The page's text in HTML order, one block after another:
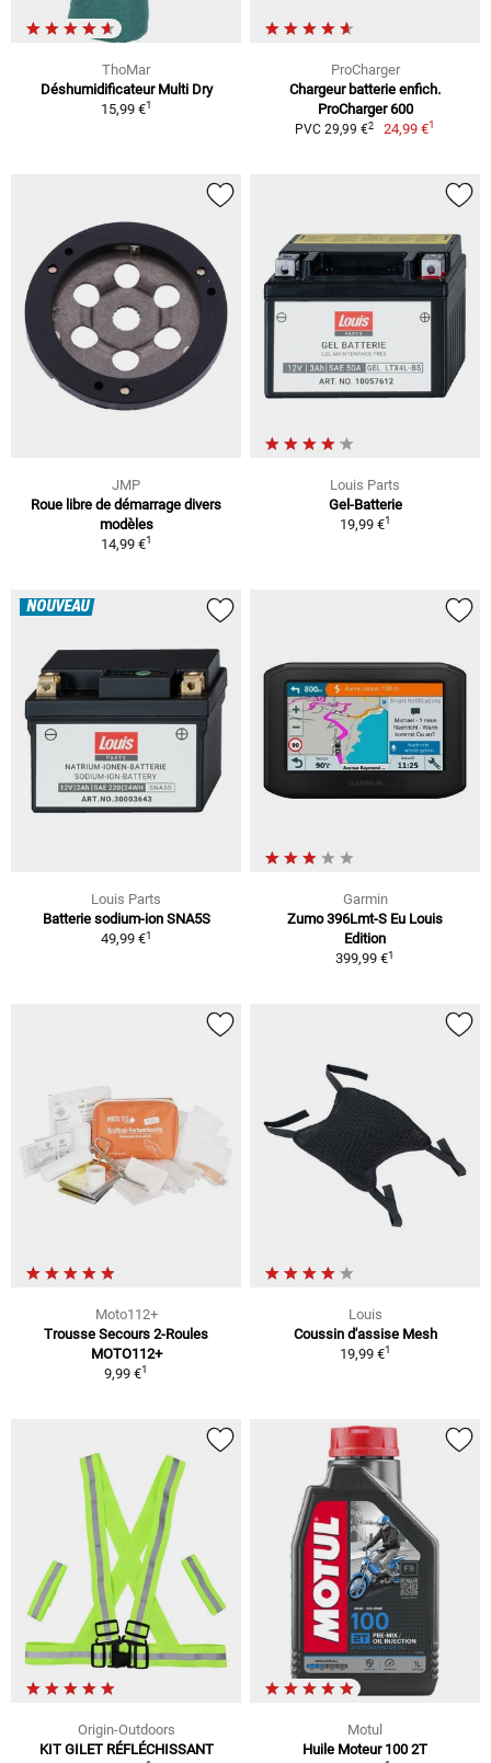
ThoMar
Déshumidificateur Multi Dry
15,99 €1
ProCharger
Chargeur batterie enfich.
ProCharger 600
PVC 29,99 €2 24,99 €1
JMP
Roue libre de démarrage divers
modèles
14,99 €1
Louis Parts
Gel-Batterie
19,99 €1
NOUVEAU
Louis Parts
Batterie sodium-ion SNA5S
49,99 €1
Garmin
Zumo 396Lmt-S Eu Louis
Edition
399,99 €1
Moto112+
Trousse Secours 2-Roules
MOTO112+
9,99 €1
Louis
Coussin d'assise Mesh
19,99 €1
Origin-Outdoors
KIT GILET RÉFLÉCHISSANT
Motul
Huile Moteur 100 2T